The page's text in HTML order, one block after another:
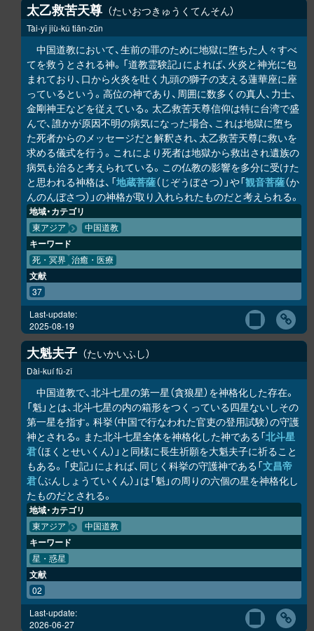
太乙救苦天尊 たいおつきゅうくてんそん
Tài-yǐ jiù-kǔ tiān-zūn
中国道教において、生前の罪のために地獄に堕ちた人々すべ
てを救うとされる神。「道教霊験記」によれば、火炎と神光に包
まれており、口から火炎を吐く九頭の獅子の支える蓮華座に座
っているという。高位の神であり、周囲に数多くの真人、力士、
金剛神王などを従えている。太乙救苦天尊信仰は特に台湾で盛
んで、誰かが原因不明の病気になった場合、これは地獄に堕ち
た死者からのメッセージだと解釈され、太乙救苦天尊に救いを
求める儀式を行う。これにより死者は地獄から救出され遺族の
病気も治ると考えられている。この仏教の影響を多分に受けた
と思われる神格は、「地蔵菩薩（じぞうぼさつ）」や「観音菩薩（か
んのんぼさつ）」の神格が取り入れられたものだと考えられる。
地域・カテゴリ
東アジア 中国道教
キーワード
死・冥界 治癒・医療
文献
37
Last-update:
2025-08-19
大魁夫子 たいかいふし
Dài-kuí fū-zǐ
中国道教で、北斗七星の第一星（貪狼星）を神格化した存在。
「魁」とは、北斗七星の内の箱形をつくっている四星ないしその
第一星を指す。科挙（中国で行なわれた官吏の登用試験）の守護
神とされる。また北斗七星全体を神格化した神である「北斗星
君（ほくとせいくん）」と同様に長生祈願を大魁夫子に祈ること
もある。「史記」によれば、同じく科挙の守護神である「文昌帝
君（ぶんしょうていくん）」は「魁」の周りの六個の星を神格化し
たものだとされる。
地域・カテゴリ
東アジア 中国道教
キーワード
星・惑星
文献
02
Last-update:
2026-06-27